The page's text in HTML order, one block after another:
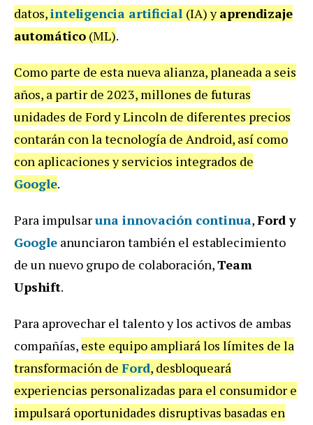
datos,inteligencia artificial (IA) yaprendizaje
automático (ML).
Como parte de esta nueva alianza, planeada a seis
años, a partir de 2023, millones de futuras
unidades de Ford y Lincoln de diferentes precios
contarán con la tecnología de Android, así como
con aplicaciones y servicios integrados de
Google.
Para impulsaruna innovación continua,Ford y
Google anunciaron también el establecimiento
de un nuevo grupo de colaboración,Team
Upshift.
Para aprovechar el talento y los activos de ambas
compañías, este equipo ampliará los límites de la
transformación de Ford, desbloqueará
experiencias personalizadas para el consumidor e
impulsará oportunidades disruptivas basadas en